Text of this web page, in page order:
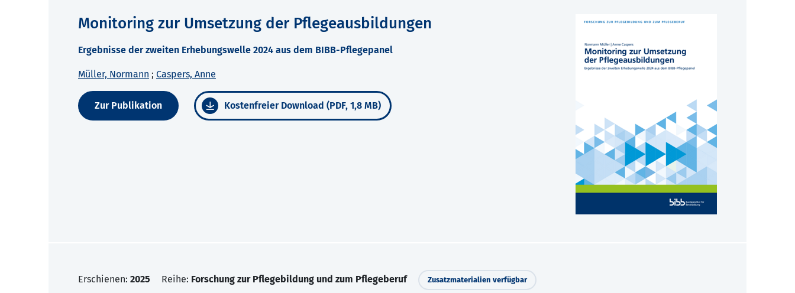
Monitoring zur Umsetzung der Pflegeausbildungen
Ergebnisse der zweiten Erhebungswelle 2024 aus dem BIBB-Pflegepanel
Müller, Normann ; Caspers, Anne
Zur Publikation Kostenfreier Download (PDF, 1,8 MB)
Erschienen: 2025 Reihe: Forschung zur Pflegebildung und zum Pflegeberuf Zusatzmaterialien verfügbar